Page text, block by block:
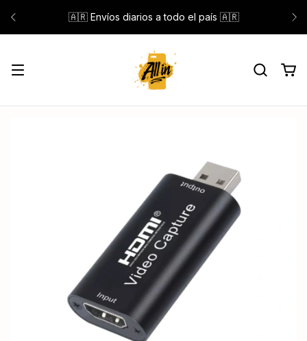
🇦🇷 Envíos diarios a todo el país 🇦🇷